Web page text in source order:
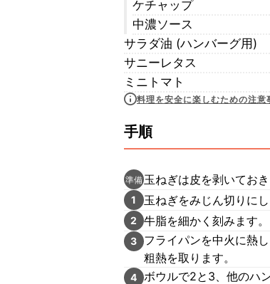
ケチャップ
中濃ソース
サラダ油 (ハンバーグ用)
サニーレタス
ミニトマト
料理を安全に楽しむための注意
手順
準備 玉ねぎは皮を剥いておき
1 玉ねぎをみじん切りにし
2 牛脂を細かく刻みます。
3
フライパンを中火に熱
粗熱を取ります。
4 ボウルで2と3、他のハ